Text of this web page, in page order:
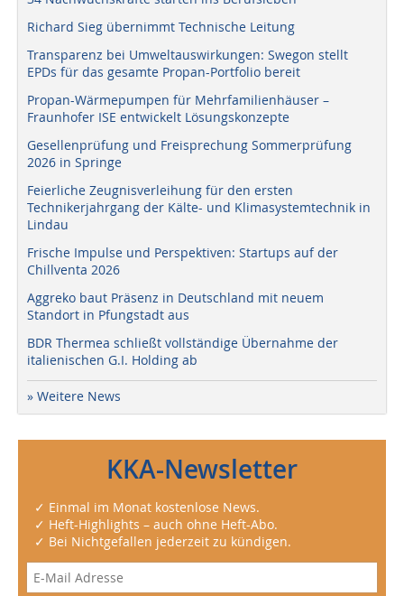
Richard Sieg übernimmt Technische Leitung
Transparenz bei Umweltauswirkungen: Swegon stellt
EPDs für das gesamte Propan-Portfolio bereit
Propan-Wärmepumpen für Mehrfamilienhäuser –
Fraunhofer ISE entwickelt Lösungskonzepte
Gesellenprüfung und Freisprechung Sommerprüfung
2026 in Springe
Feierliche Zeugnisverleihung für den ersten
Technikerjahrgang der Kälte- und Klimasystemtechnik in
Lindau
Frische Impulse und Perspektiven: Startups auf der
Chillventa 2026
Aggreko baut Präsenz in Deutschland mit neuem
Standort in Pfungstadt aus
BDR Thermea schließt vollständige Übernahme der
italienischen G.I. Holding ab
» Weitere News
KKA-Newsletter
✓ Einmal im Monat kostenlose News.
✓ Heft-Highlights – auch ohne Heft-Abo.
✓ Bei Nichtgefallen jederzeit zu kündigen.